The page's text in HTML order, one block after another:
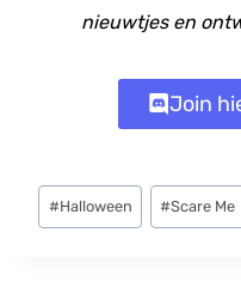
nieuwtjes en
Join
Bericht
tags:
#Halloween #Scare Me